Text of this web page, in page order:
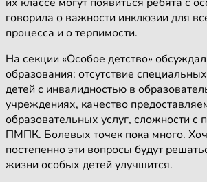
говорила о важности инклюзии для
процесса и о терпимости.
На секции «Особое детство»
образования: отсутствие
детей с инвалидностью в
учреждениях, качество
образовательных услуг, сложности с
ПМПК. Болевых точек пока много.
постепенно эти вопросы будут
жизни особых детей улучшится.